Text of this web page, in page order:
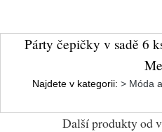
Párty čepičky v sadě 6
Najdete v kategorii: > Móda
Další produkty od